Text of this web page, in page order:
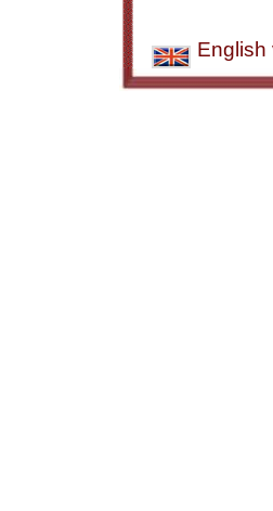
English